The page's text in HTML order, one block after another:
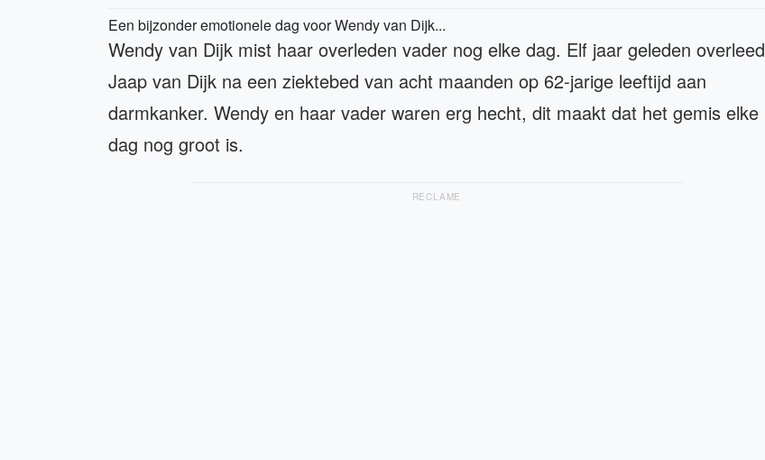
Een bijzonder emotionele dag voor Wendy van Dijk...
Wendy van Dijk mist haar overleden vader nog elke dag. Elf jaar geleden overleed
Jaap van Dijk na een ziektebed van acht maanden op 62-jarige leeftijd aan
darmkanker. Wendy en haar vader waren erg hecht, dit maakt dat het gemis elke
dag nog groot is.
RECLAME